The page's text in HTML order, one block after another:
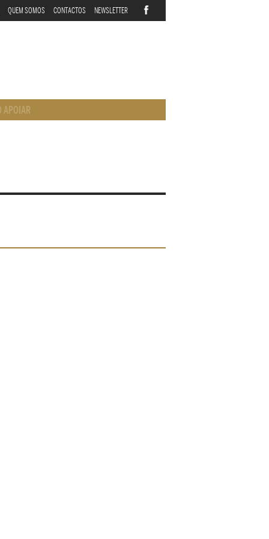
QUEM SOMOS CONTACTOS NEWSLETTER
APOIAR